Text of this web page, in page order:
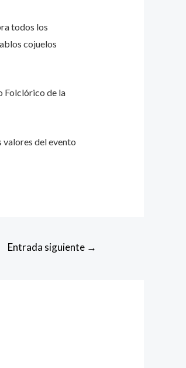
todos los
cojuelos
Folclórico de la
valores del evento
Entrada siguiente →